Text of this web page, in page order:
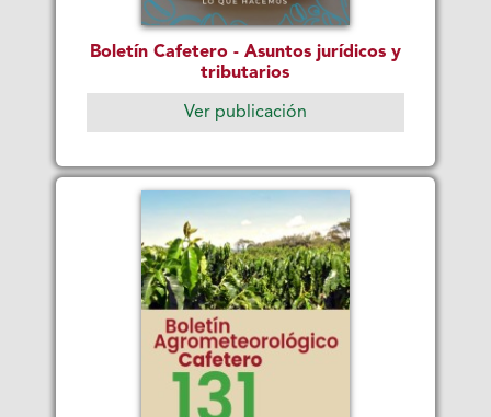
Boletín Cafetero - Asuntos jurídicos y
tributarios
Ver publicación